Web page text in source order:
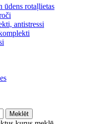
ūdens rotaļlietas
antistressi
Meklēt